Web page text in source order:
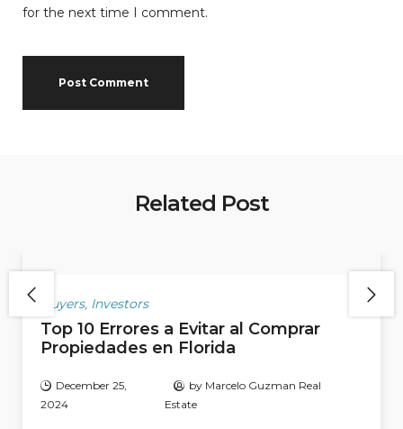
for the next time I comment.
Related Post
Buyers, Investors
Top 10 Errores a Evitar al Comprar
Propiedades en Florida
December 25,
2024
by Marcelo Guzman Real
Estate